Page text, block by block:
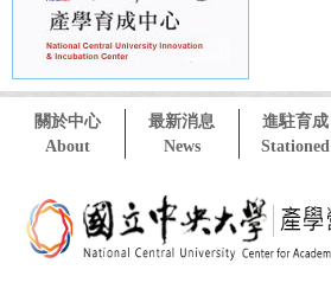
關於中心
About
最新消息
News
進駐育成
Stationed